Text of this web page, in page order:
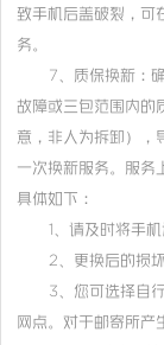
致手机后盖破裂，可
务。
7、质保换新：
故障或三包范围内的
意，非人为拆卸），
一次换新服务。服务
具体如下：
1、请及时将手
2、更换后的损
3、您可选择自
网点。对于邮寄所产